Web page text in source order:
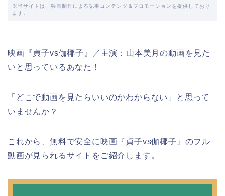
※当サイトは、独自制作による記事コンテンツ＆プロモーションを提供しており
ます。
映画『貞子vs伽椰子』／主演：山本美月の動画を見た
いと思っているあなた！
「どこで動画を見たらいいのかわからない」と思って
いませんか？
これから、無料で安全に映画『貞子vs伽椰子』のフル
動画が見られるサイトをご紹介します。